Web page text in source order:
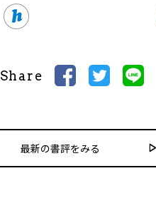
Share
最新の書評をみる